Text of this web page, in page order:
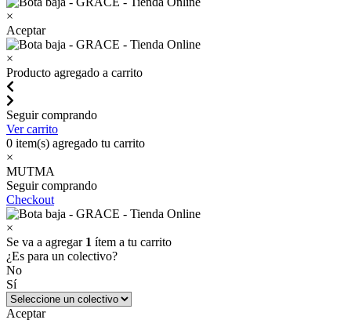
×
Aceptar
×
Producto agregado a carrito
Seguir comprando
Ver carrito
0 item(s) agregado tu carrito
×
MUTMA
Seguir comprando
Checkout
×
Se va a agregar 1 ítem a tu carrito
¿Es para un colectivo?
No
Sí
Aceptar